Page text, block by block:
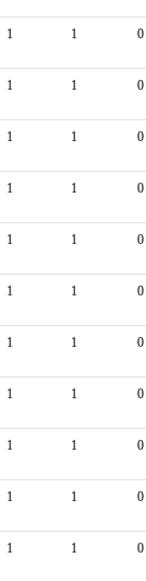
1 1 0
1 1 0
1 1 0
1 1 0
1 1 0
1 1 0
1 1 0
1 1 0
1 1 0
1 1 0
1 1 0